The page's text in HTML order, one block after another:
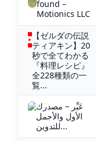
found –
Motionics LLC
【ゼルダの伝説
ティアキン】20
秒で全てわかる
『料理レシピ』
全228種類の一
覧...
عَبِّر – مصدرك
الأول والأجمل
للتدوين...